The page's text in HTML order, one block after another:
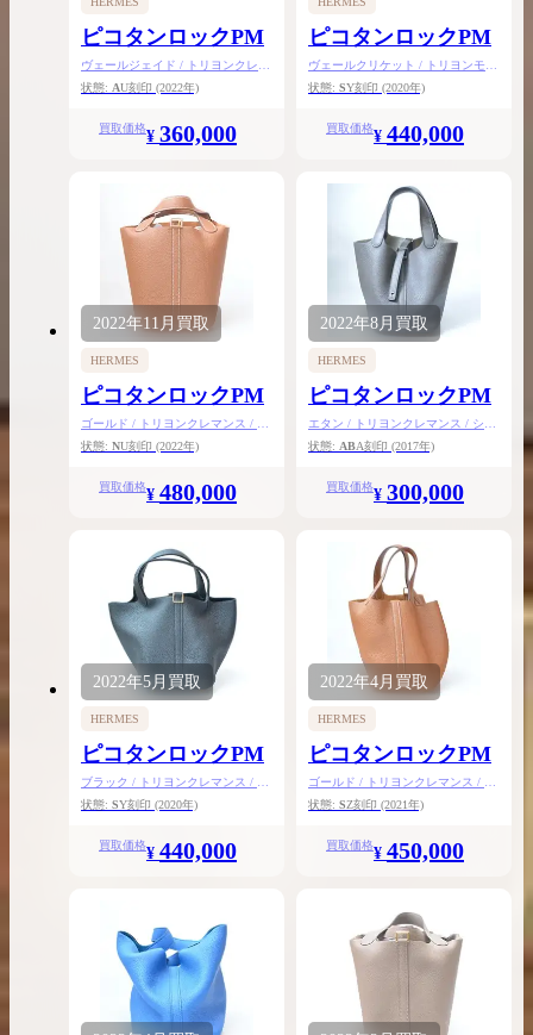
ピコタンロックPM
ヴェールジェイド / トリヨンクレマ
ンス / シルバー金具
状態: AU刻印 (2022年)
買取価格¥ 360,000
ピコタンロックPM
ヴェールクリケット / トリヨンモー
リス / ゴールド金具
状態: SY刻印 (2020年)
買取価格¥ 440,000
2022年11月 買取
HERMES
ピコタンロックPM
ゴールド / トリヨンクレマンス / ゴ
ールド金具
状態: NU刻印 (2022年)
買取価格¥ 480,000
2022年8月 買取
HERMES
ピコタンロックPM
エタン / トリヨンクレマンス / シル
バー金具
状態: ABA刻印 (2017年)
買取価格¥ 300,000
2022年5月 買取
HERMES
ピコタンロックPM
ブラック / トリヨンクレマンス / ゴ
ールド金具
状態: SY刻印 (2020年)
買取価格¥ 440,000
2022年4月 買取
HERMES
ピコタンロックPM
ゴールド / トリヨンクレマンス / ゴ
ールド金具
状態: SZ刻印 (2021年)
買取価格¥ 450,000